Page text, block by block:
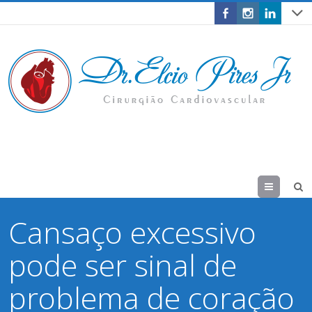
Menu
Cansaço excessivo
pode ser sinal de
problema de coração